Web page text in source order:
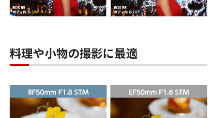
料理や小物の撮影に最適